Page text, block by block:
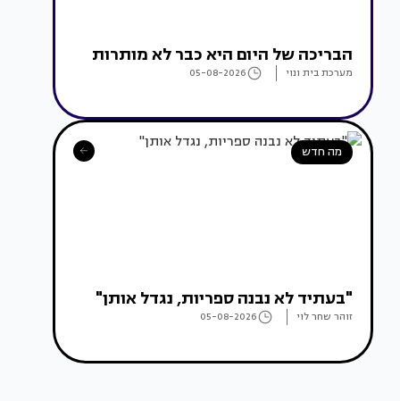
הבריכה של היום היא כבר לא מותרות
מערכת בית ונוי 05-08-2026
מה חדש
"בעתיד לא נבנה ספריות, נגדל אותן"
זוהר שחר לוי 05-08-2026